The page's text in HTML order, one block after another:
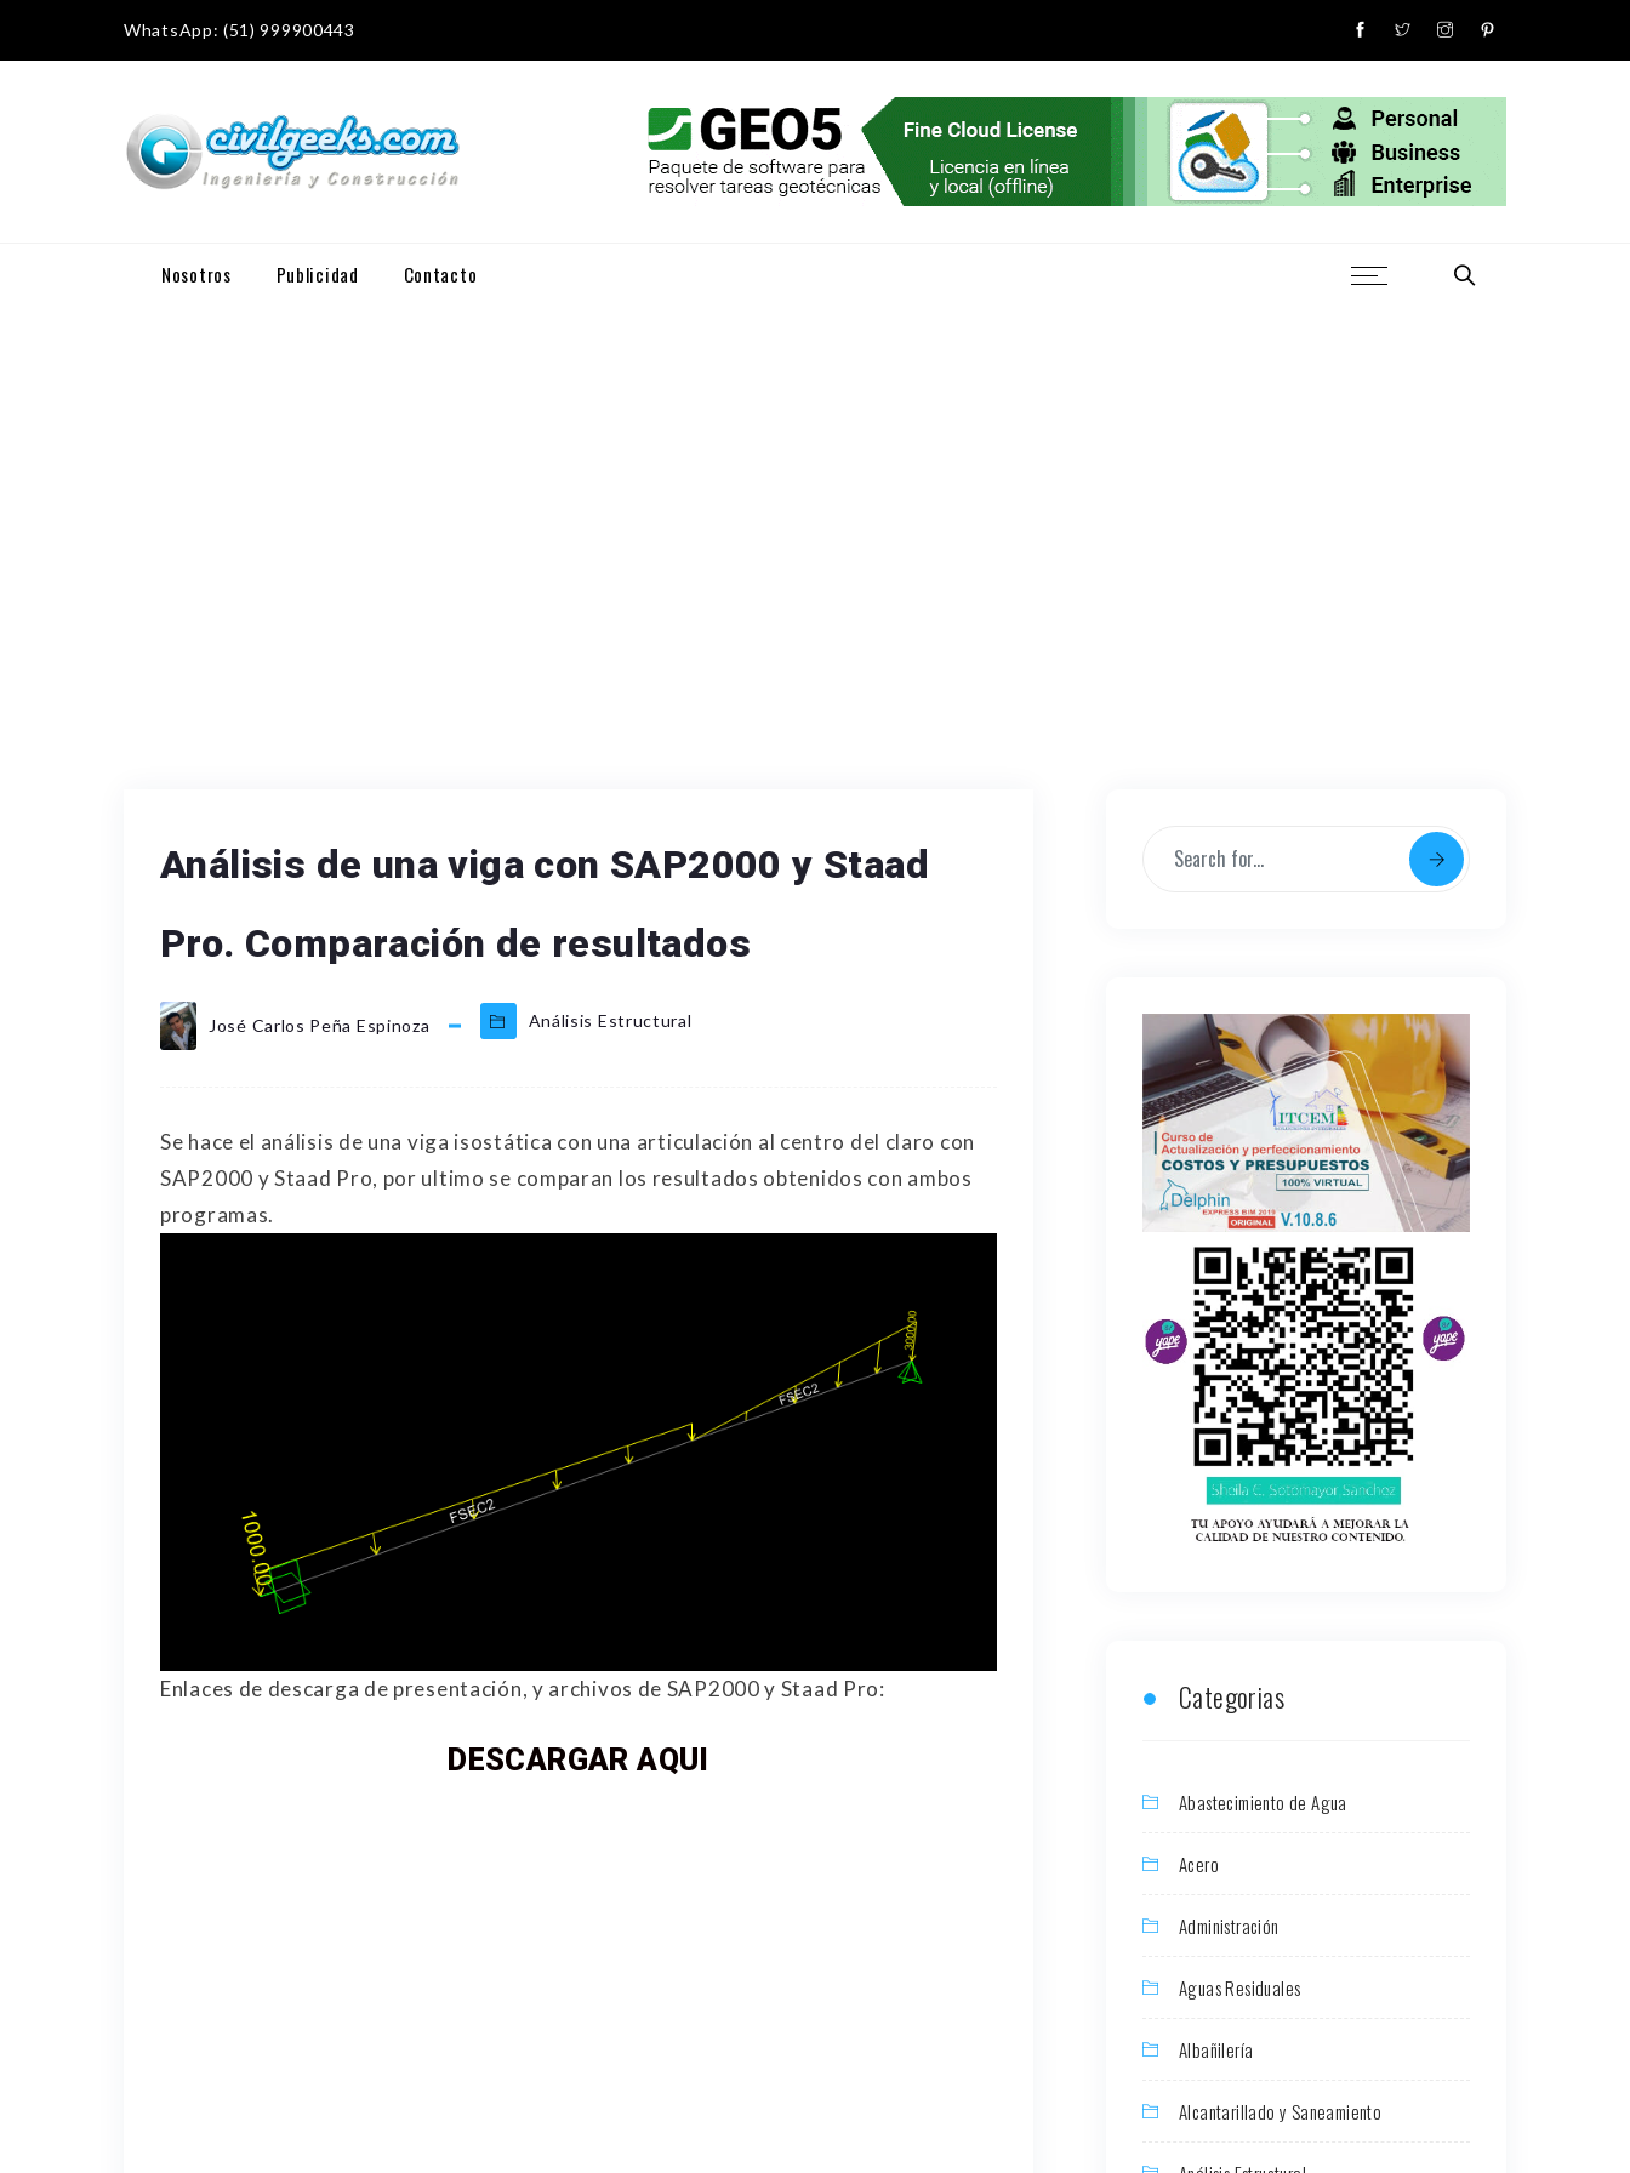
WhatsApp: (51) 999900443
Nosotros Publicidad Contacto
Análisis de una viga con SAP2000 y Staad
Pro. Comparación de resultados
José Carlos Peña Espinoza Análisis Estructural
Se hace el análisis de una viga isostática con una articulación al centro del claro con
SAP2000 y Staad Pro, por ultimo se comparan los resultados obtenidos con ambos
programas.
Enlaces de descarga de presentación, y archivos de SAP2000 y Staad Pro:
DESCARGAR AQUI
Categorias
Abastecimiento de Agua
Acero
Administración
Aguas Residuales
Albañilería
Alcantarillado y Saneamiento